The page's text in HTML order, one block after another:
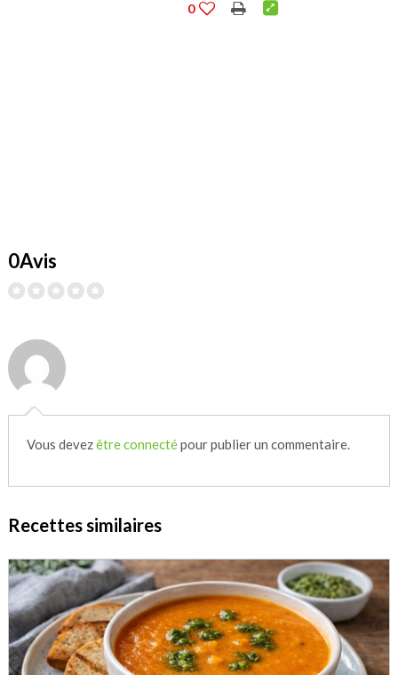
0
0Avis
Vous devezêtre connectépour publier un commentaire.
Recettes similaires